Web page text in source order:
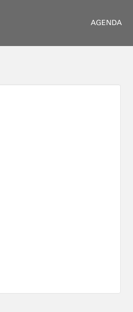
AGENDA